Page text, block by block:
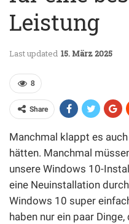
Leistung
Last updated 15. März 2025
8
Share
Manchmal klappt es
hätten. Manchmal
unsere Windows 10-
eine Neuinstallation
Windows 10 super
haben nur ein paar